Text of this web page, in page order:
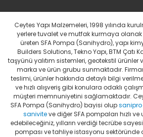
Ceytes Yapı Malzemeleri, 1998 yılında
yerlere tuvalet ve mutfak kurmaya
üreten SFA Pompa (Sanihydro), yapı
Builders Solutions, Tekno Yapı, BTM Çatı
taşyünü yalıtım sistemleri, geotekstil
marka ve ürün grubu sunmaktadır.
teslimi, ürünler hakkında detaylı bilgi
ve hızlı alışveriş gibi konulara odaklı
müşteri memnuniyetini sağlamaktadır.
SFA Pompa (Sanihydro) bayisi olupsanipro
saniviteve diğer SFA pompaları hızlı
edebileceğiniz, yılların verdiği tecrübe
pompası ve tahliye istasyonu sektöründe